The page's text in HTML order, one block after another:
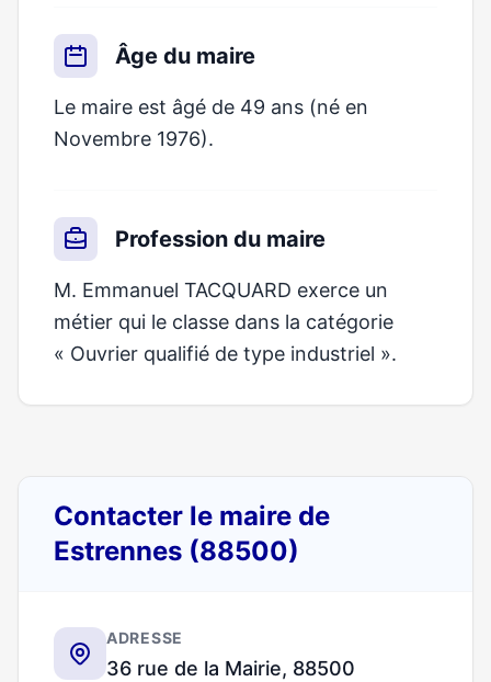
Âge du maire
Le maire est âgé de 49 ans (né en
Novembre 1976).
Profession du maire
M. Emmanuel TACQUARD exerce un
métier qui le classe dans la catégorie
« Ouvrier qualifié de type industriel ».
Contacter le maire de
Estrennes (88500)
ADRESSE
36 rue de la Mairie, 88500